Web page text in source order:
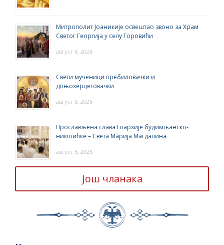
Митрополит Јоаникије освештао звоно за Храм
Светог Георгија у селу Горовићи
август 6, 2026
Свети мученици пребиловачки и
доњохерцеговачки
август 5, 2026
Прослављена слава Епархије будимљанско-
никшићке – Света Марија Магдалина
август 5, 2026
Још чланака